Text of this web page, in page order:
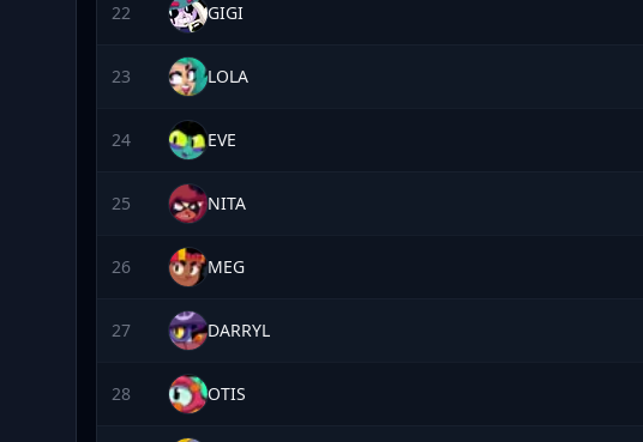
22 GIGI
23 LOLA
24 EVE
25 NITA
26 MEG
27 DARRYL
28 OTIS